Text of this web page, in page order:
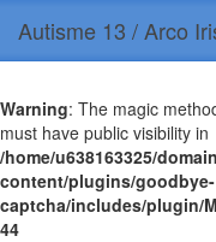
Warning: The magic
must have public visibility in
/home/u638163325/
content/plugins/goodbye-
captcha/includes/plugin/
44
Autisme 13 / Arco